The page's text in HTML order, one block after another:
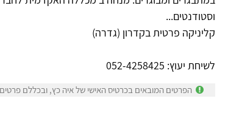
תרפיה באמנות (M.A) מס' רישום משרד הבריאות 22858
במתבגרים ומבוגרים. מנחה ב'מכללה האקדמית לחברה
וסטודנטים...
קליניקה פרטית בקדרון (גדרה)